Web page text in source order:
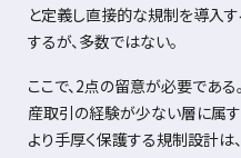
と定義し直接的な規制を導入す
するが、多数ではない。
ここで、 2点の留意が必要である
産取引の経験が少ない層に属
より手厚く保護する規制設計